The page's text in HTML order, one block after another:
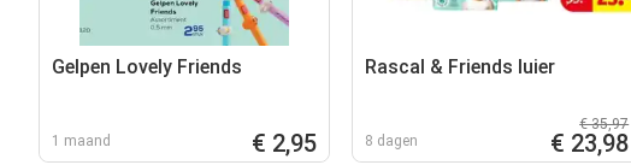
Gelpen Lovely Friends
1 maand € 2,95
Rascal & Friends luier
8 dagen
€ 35,97
€ 23,98